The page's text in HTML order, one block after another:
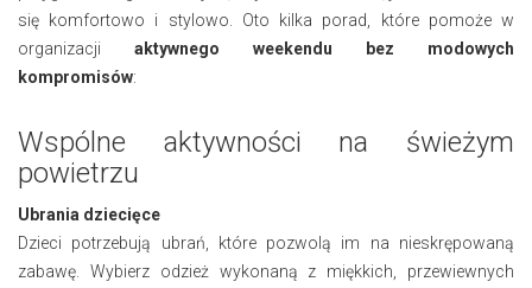
się komfortowo i stylowo. Oto kilka porad, które pomoże w
organizacji aktywnego weekendu bez modowych
kompromisów:
Wspólne aktywności na świeżym
powietrzu
Ubrania dziecięce
Dzieci potrzebują ubrań, które pozwolą im na nieskrępowaną
zabawę. Wybierz odzież wykonaną z miękkich, przewiewnych